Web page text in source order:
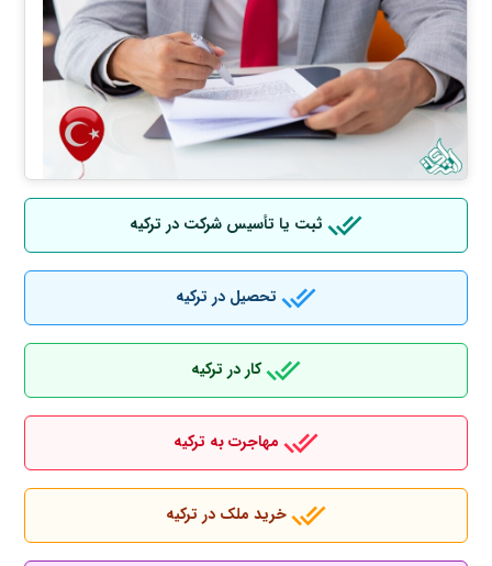
ثبت یا تأسیس شرکت در ترکیه
تحصیل در ترکیه
کار در ترکیه
مهاجرت به ترکیه
خرید ملک در ترکیه